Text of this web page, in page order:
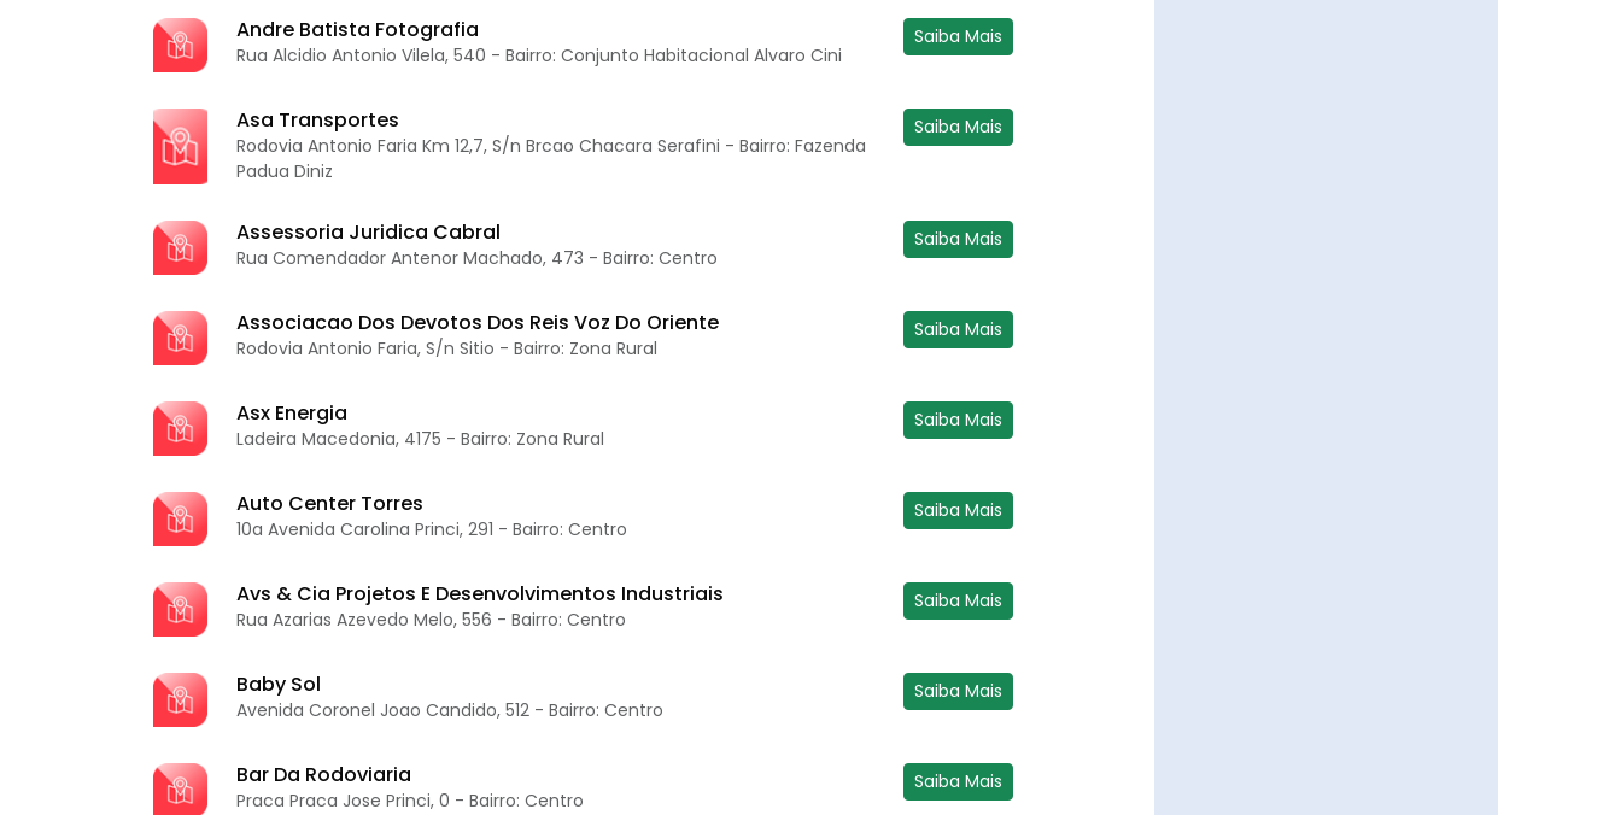
Andre Batista Fotografia
Rua Alcidio Antonio Vilela, 540 - Bairro: Conjunto Habitacional Alvaro Cini
Saiba Mais
Asa Transportes
Rodovia Antonio Faria Km 12,7, S/n Brcao Chacara Serafini - Bairro: Fazenda
Padua Diniz
Saiba Mais
Assessoria Juridica Cabral
Rua Comendador Antenor Machado, 473 - Bairro: Centro
Saiba Mais
Associacao Dos Devotos Dos Reis Voz Do Oriente
Rodovia Antonio Faria, S/n Sitio - Bairro: Zona Rural
Saiba Mais
Asx Energia
Ladeira Macedonia, 4175 - Bairro: Zona Rural
Saiba Mais
Auto Center Torres
10a Avenida Carolina Princi, 291 - Bairro: Centro
Saiba Mais
Avs & Cia Projetos E Desenvolvimentos Industriais
Rua Azarias Azevedo Melo, 556 - Bairro: Centro
Saiba Mais
Baby Sol
Avenida Coronel Joao Candido, 512 - Bairro: Centro
Saiba Mais
Bar Da Rodoviaria
Praca Praca Jose Princi, 0 - Bairro: Centro
Saiba Mais